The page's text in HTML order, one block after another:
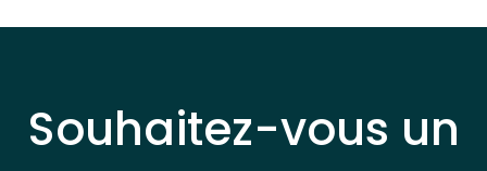
Souhaitez-vous un